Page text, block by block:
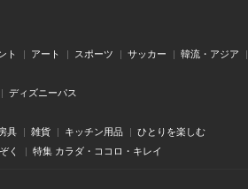
ト アート スポーツ サッカー 韓流・アジア
ディズニーパス
具 雑貨 キッチン用品 ひとりを楽しむ
く 特集 カラダ・ココロ・キレイ